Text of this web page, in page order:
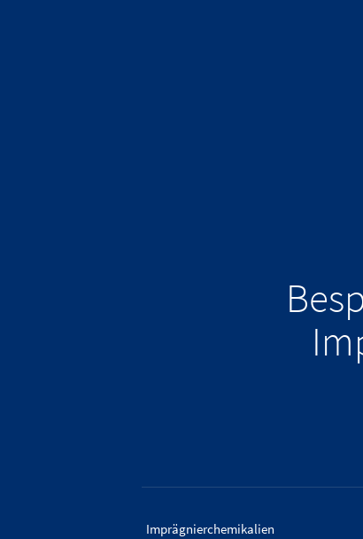
Imprägnierchemikalien